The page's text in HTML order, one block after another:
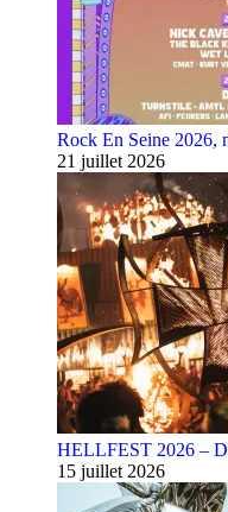
Rock En Seine 2026,
21 juillet 2026
HELLFEST 2026 –
15 juillet 2026